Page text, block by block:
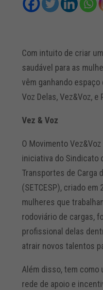
Com intuito de criar
saudável para as
vêm ganhando
Voz Delas, Vez&Voz, e
Vez & Voz
O Movimento
iniciativa do Sindicato
Transportes de Carga
(SETCESP), criado em
mulheres que
rodoviário de cargas,
profissional delas
atrair novos talentos
Além disso, tem como
rede de apoio e